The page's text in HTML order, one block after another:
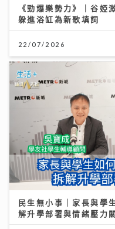
《勁爆樂勢力》｜谷婭
躲進浴缸為新歌填詞
22/07/2026
民生無小事｜家長與學
解升學部署與情緒壓力